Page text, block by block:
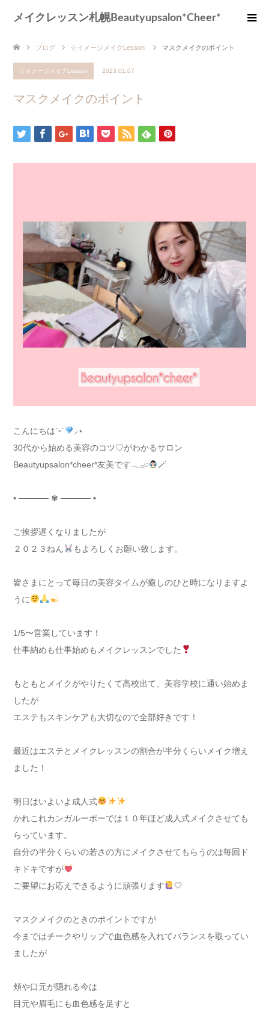
メイクレッスン札幌Beautyupsalon*Cheer*
ブログ ☆イメージメイクLesson マスクメイクのポイント
☆イメージメイクLesson 2023.01.07
マスクメイクのポイント
こんにちはˊᵕˋ
⸝⋆
30代から始める美容のコツ♡がわかるサロン
Beautyupsalon*cheer*友美です𓂃𓂂𓏸
🪄
• ───── ✾ ───── •
ご挨拶遅くなりましたが
２０２３ねん
もよろしくお願い致します。
皆さまにとって毎日の美容タイムが癒しのひと時になりますよ
うに
1/5〜営業しています！
仕事納めも仕事始めもメイクレッスンでした
もともとメイクがやりたくて高校出て、美容学校に通い始めま
したが
エステもスキンケアも大切なので全部好きです！
最近はエステとメイクレッスンの割合が半分くらいメイク増え
ました！
明日はいよいよ成人式
かれこれカンガルーポーでは１０年ほど成人式メイクさせても
らっています。
自分の半分くらいの若さの方にメイクさせてもらうのは毎回ド
キドキですが
ご要望にお応えできるように頑張ります
🤍
マスクメイクのときのポイントですが
今まではチークやリップで血色感を入れてバランスを取ってい
ましたが
頬や口元が隠れる今は
目元や眉毛にも血色感を足すと